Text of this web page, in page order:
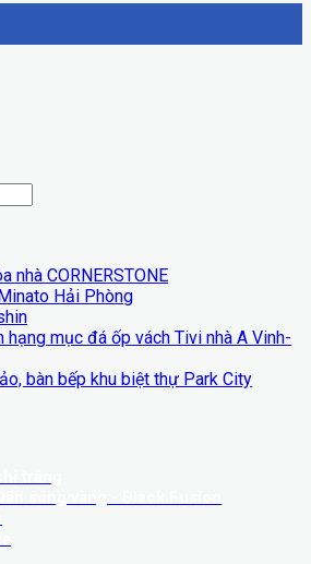
nhà CORNERSTONE
Hải Phòng
hạng mục đá ốp vách Tivi nhà A Vinh-
bàn bếp khu biệt thự Park City